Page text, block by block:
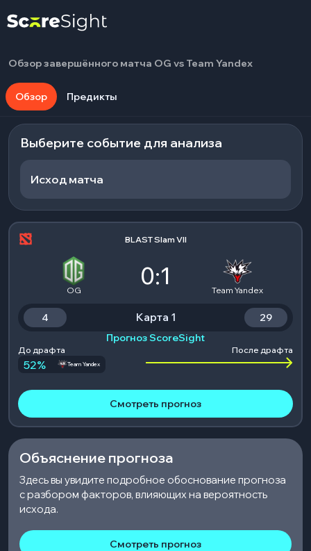
Обзор завершённого матча OG vs Team Yandex
Обзор Предикты
Выберите событие для анализа
Исход матча
BLAST Slam VII
OG
0:1
Team Yandex
4 Карта 1
29
Прогноз ScoreSight
До драфта После драфта
52% Team Yandex
Смотреть прогноз
Объяснение прогноза
Здесь вы увидите подробное обоснование прогноза
с разбором факторов, влияющих на вероятность
исхода.
Смотреть прогноз